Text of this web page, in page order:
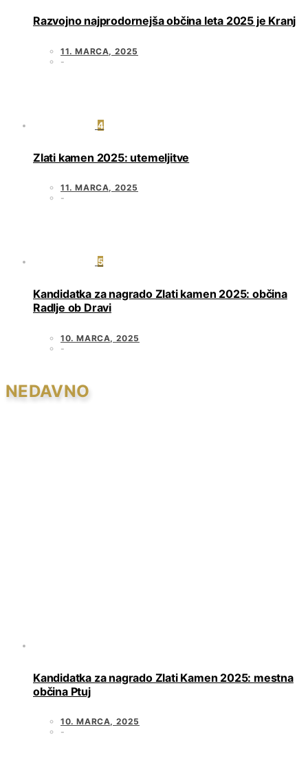
Razvojno najprodornejša občina leta 2025 je Kranj
11. MARCA, 2025
4
Zlati kamen 2025: utemeljitve
11. MARCA, 2025
5
Kandidatka za nagrado Zlati kamen 2025: občina
Radlje ob Dravi
10. MARCA, 2025
NEDAVNO
Kandidatka za nagrado Zlati Kamen 2025: mestna
občina Ptuj
10. MARCA, 2025